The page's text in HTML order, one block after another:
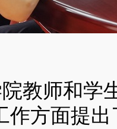
教师和学
作方面提